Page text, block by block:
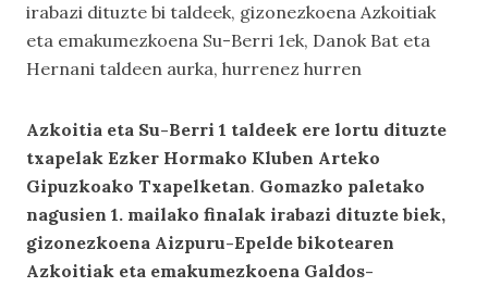
irabazi dituzte bi taldeek, gizonezkoena Azkoitiak
eta emakumezkoena Su-Berri 1ek, Danok Bat eta
Hernani taldeen aurka, hurrenez hurren
Azkoitia eta Su-Berri 1 taldeek ere lortu dituzte
txapelak Ezker Hormako Kluben Arteko
Gipuzkoako Txapelketan. Gomazko paletako
nagusien 1. mailako finalak irabazi dituzte biek,
gizonezkoena Aizpuru-Epelde bikotearen
Azkoitiak eta emakumezkoena Galdos-